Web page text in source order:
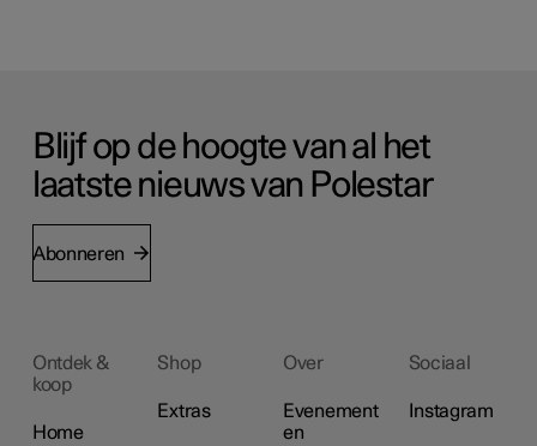
Blijf op de hoogte van al het
laatste nieuws van Polestar
Abonneren
Ontdek &
koop
Home
Shop
Extras
Over
Evenement
en
Sociaal
Instagram